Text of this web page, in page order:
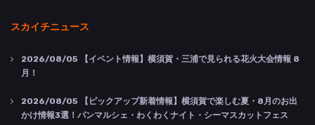
スカイチニュース
2026/08/05 【イベント情報】横須賀・三浦で見られる花火大会情報 8
月！
2026/08/05 【ピックアップ新着情報】横須賀で楽しむ夏・8月のお出
かけ情報3選！パンマルシェ・わくわくナイト・シーマスカットフェス